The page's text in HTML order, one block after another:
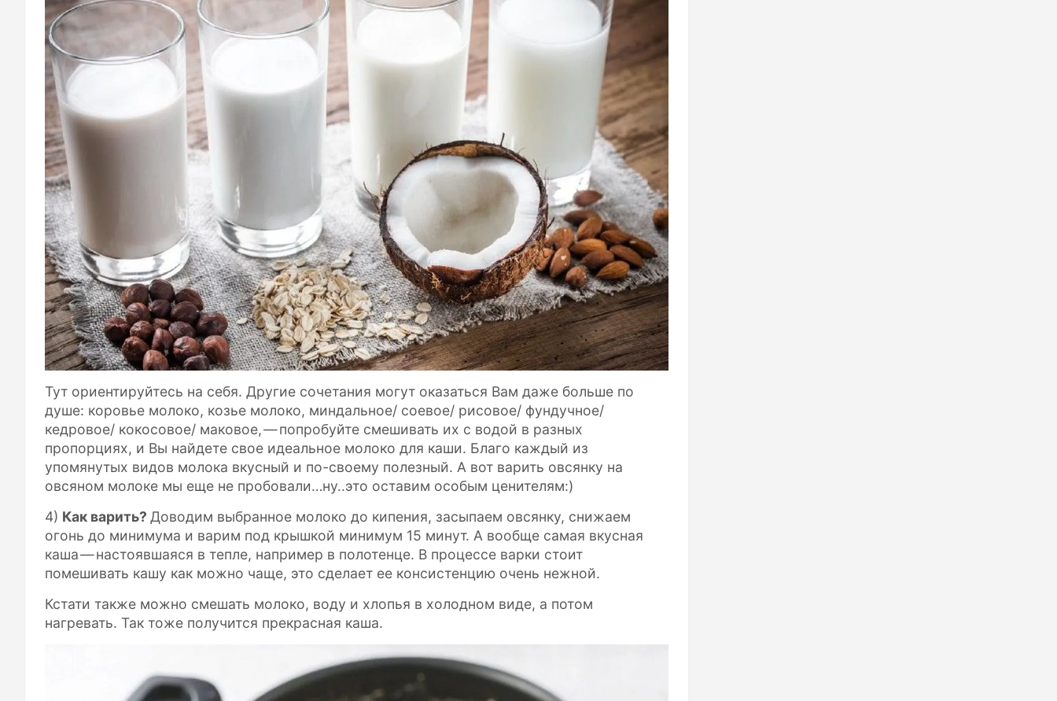
Тут ориентируйтесь на себя. Другие сочетания могут оказаться Вам даже больше по
душе: коровье молоко, козье молоко, миндальное/ соевое/ рисовое/ фундучное/
кедровое/ кокосовое/ маковое, — попробуйте смешивать их с водой в разных
пропорциях, и Вы найдете свое идеальное молоко для каши. Благо каждый из
упомянутых видов молока вкусный и по-своему полезный. А вот варить овсянку на
овсяном молоке мы еще не пробовали…ну..это оставим особым ценителям:)
4) Как варить? Доводим выбранное молоко до кипения, засыпаем овсянку, снижаем
огонь до минимума и варим под крышкой минимум 15 минут. А вообще самая вкусная
каша — настоявшаяся в тепле, например в полотенце. В процессе варки стоит
помешивать кашу как можно чаще, это сделает ее консистенцию очень нежной.
Кстати также можно смешать молоко, воду и хлопья в холодном виде, а потом
нагревать. Так тоже получится прекрасная каша.